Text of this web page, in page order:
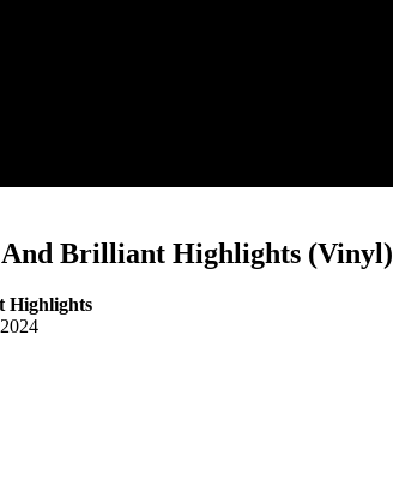
And Brilliant Highlights (Vinyl)
Highlights